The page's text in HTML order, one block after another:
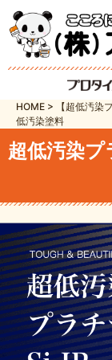
HOME >
【超低汚
低汚染塗料
超低汚染